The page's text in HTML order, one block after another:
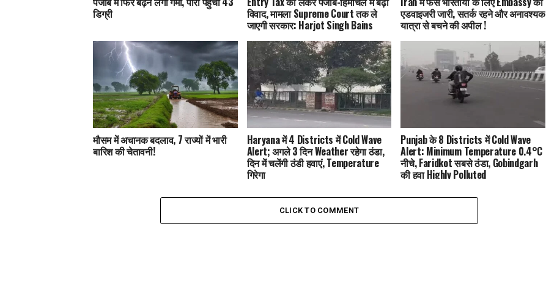
डिग्री विवाद, मामला Supreme Court तक ले
जाएगी सरकार: Harjot Singh Bains
एडवाइजरी जारी, सतर्क रहने और अनावश्यक
यात्रा से बचने की अपील !
मौसम में अचानक बदलाव, 7 राज्यों में भारी
बारिश की चेतावनी!
Haryana में 4 Districts में Cold Wave
Alert; अगले 3 दिन Weather रहेगा ठंडा,
दिन में चलेंगी ठंडी हवाएं, Temperature
गिरेगा
Punjab के 8 Districts में Cold Wave
Alert: Minimum Temperature 0.4°C
नीचे, Faridkot सबसे ठंडा, Gobindgarh
की हवा Highly Polluted
CLICK TO COMMENT